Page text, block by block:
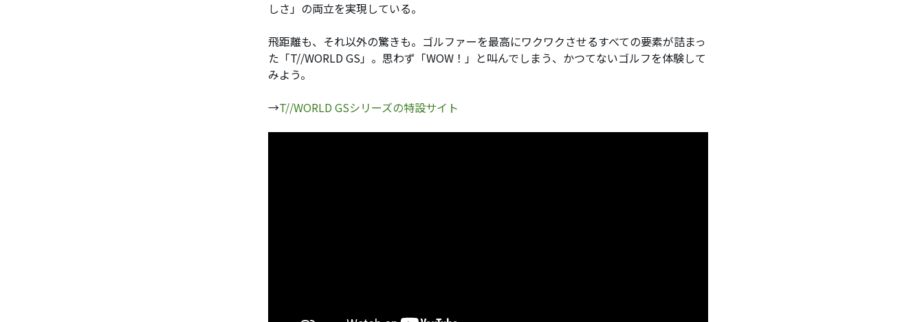
しさ」の両立を実現している。
飛距離も、それ以外の驚きも。ゴルファーを最高にワクワクさせるすべての要素が詰まっ
た「T//WORLD GS」。思わず「WOW！」と叫んでしまう、かつてないゴルフを体験して
みよう。
→T//WORLD GSシリーズの特設サイト